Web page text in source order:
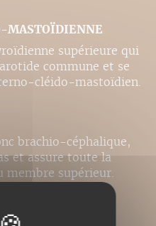
MASTOÏDIENNE
supérieure qui
commune et se
cléido-mastoïdien.
brachio-céphalique,
et assure toute la
supérieur.